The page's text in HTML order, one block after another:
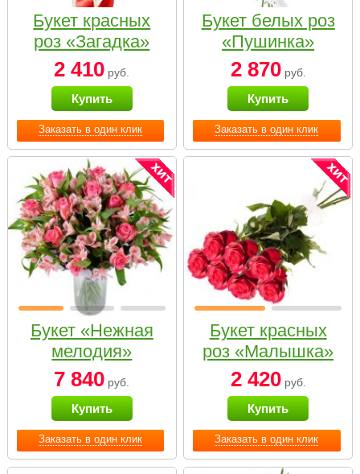
Заказать в один клик
Букет красных
роз «Загадка»
2 410 руб.
Купить
Заказать в один клик
Букет белых роз
«Пушинка»
2 870руб.
Купить
Заказать в один клик
Букет «Нежная
мелодия»
7 840 руб.
Купить
Заказать в один клик
Букет красных
роз «Малышка»
2 420руб.
Купить